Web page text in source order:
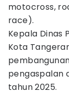
motocross,
race).
Kepala Dinas
Kota
pengaspalan
tahun 2025.